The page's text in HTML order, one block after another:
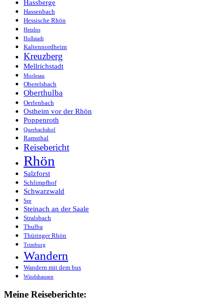
Hassberge
Hassenbach
Hessische Rhön
Hetzlos
Hollstadt
Kaltennordheim
Kreuzberg
Mellrichstadt
Morlesau
Oberelsbach
Oberthulba
Oerlenbach
Ostheim vor der Rhön
Poppenroth
Querbachshof
Ramsthal
Reisebericht
Rhön
Salzforst
Schlimpfhof
Schwarzwald
See
Steinach an der Saale
Stralsbach
Thulba
Thüringer Rhön
Trimburg
Wandern
Wandern mit dem bus
Windshausen
Meine Reiseberichte: